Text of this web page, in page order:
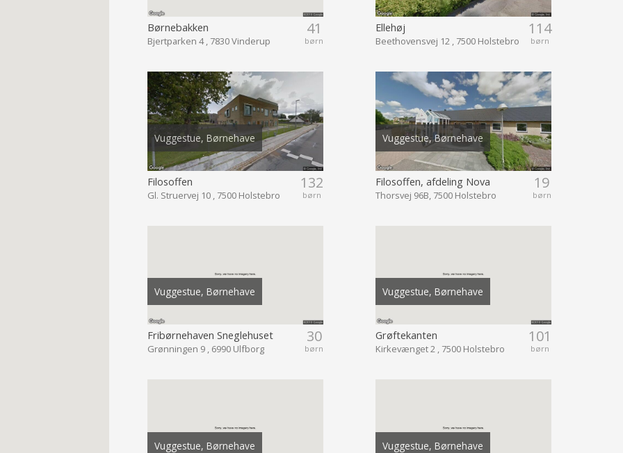
41
børn
Børnebakken
Bjertparken 4 , 7830 Vinderup
114
børn
Ellehøj
Beethovensvej 12 , 7500 Holstebro
Vuggestue, Børnehave
132
børn
Filosoffen
Gl. Struervej 10 , 7500 Holstebro
Vuggestue, Børnehave
19
børn
Filosoffen, afdeling Nova
Thorsvej 96B, 7500 Holstebro
Vuggestue, Børnehave
30
børn
Fribørnehaven Sneglehuset
Grønningen 9 , 6990 Ulfborg
Vuggestue, Børnehave
101
børn
Grøftekanten
Kirkevænget 2 , 7500 Holstebro
Vuggestue, Børnehave Vuggestue, Børnehave